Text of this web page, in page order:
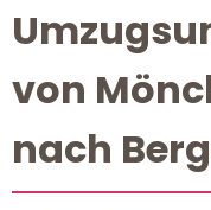
von
nach